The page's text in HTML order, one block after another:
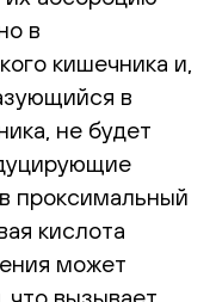
в
кишечника и,
в
не будет
проксимальный
кислота
может
что вызывает